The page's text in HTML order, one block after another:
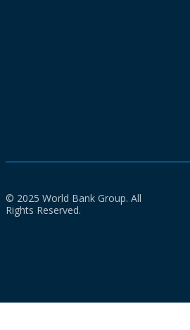
© 2025 World Bank Group. All
Rights Reserved.